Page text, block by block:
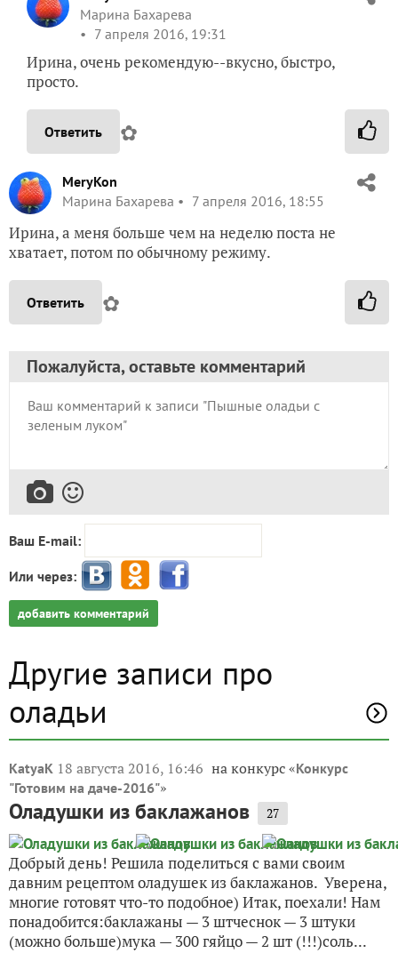
Марина Бахарева
7 апреля 2016, 19:31
Ирина, очень рекомендую--вкусно, быстро,
просто.
Ответить ✿
MeryKon
Марина Бахарева
7 апреля 2016, 18:55
Ирина, а меня больше чем на неделю поста не
хватает, потом по обычному режиму.
Ответить ✿
Пожалуйста, оставьте комментарий
Ваш E-mail:
Или через:
добавить комментарий
Другие записи про
оладьи
KatyaK 18 августа 2016, 16:46 на конкурс «Конкурс
"Готовим на даче-2016"»
Оладушки из баклажанов 27
Добрый день! Решила поделиться с вами своим
давним рецептом оладушек из баклажанов. Уверена,
многие готовят что-то подобное) Итак, поехали! Нам
понадобится:баклажаны — 3 штчеснок — 3 штуки
(можно больше)мука — 300 гяйцо — 2 шт (!!!)соль...